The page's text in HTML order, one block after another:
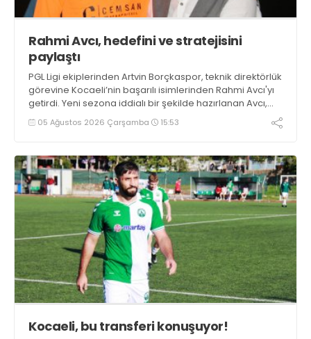
Rahmi Avcı, hedefini ve stratejisini
paylaştı
PGL Ligi ekiplerinden Artvin Borçkaspor, teknik direktörlük
görevine Kocaeli’nin başarılı isimlerinden Rahmi Avcı'yı
getirdi. Yeni sezona iddialı bir şekilde hazırlanan Avcı,
duygularını aktardı.
05 Ağustos 2026 Çarşamba 15:53
Kocaeli, bu transferi konuşuyor!